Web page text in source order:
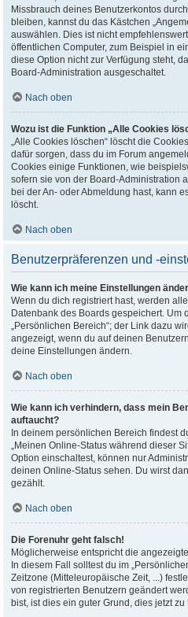
Missbrauch deines Benutzerkontos
bleiben, kannst du das Kästchen
auswählen. Dies ist nicht
öffentlichen Computer, zum Beispiel in
diese Option nicht zur Verfügung steht,
Board-Administration ausgeschaltet.
Nach oben
Wozu ist die Funktion „Alle Cookies
„Alle Cookies löschen“ löscht die
dafür sorgen, dass du im Forum
Cookies einige Funktionen, wie
sofern sie von der Board-Administration
bei der An- oder Abmeldung hast, kann
löscht.
Nach oben
Benutzerpräferenzen und -
Wie kann ich meine Einstellungen
Wenn du dich registriert hast, werden
Datenbank des Boards gespeichert. Um
„Persönlichen Bereich“; der Link dazu
angezeigt, wenn du auf deinen
deine Einstellungen ändern.
Nach oben
Wie kann ich verhindern, dass mein
auftaucht?
In deinem persönlichen Bereich findest
„Meinen Online-Status während dieser
Option einschaltest, können nur
deinen Online-Status sehen. Du wirst
gezählt.
Nach oben
Die Forenuhr geht falsch!
Möglicherweise entspricht die
In diesem Fall solltest du im
Zeitzone (Mitteleuropäische Zeit, ...)
von registrierten Benutzern geändert
bist, ist dies ein guter Grund, dies jetzt zu